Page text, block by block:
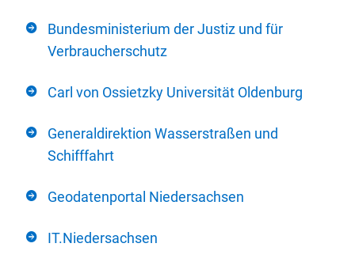
Bundesministerium der Justiz und für
Verbraucherschutz
Carl von Ossietzky Universität Oldenburg
Generaldirektion Wasserstraßen und
Schifffahrt
Geodatenportal Niedersachsen
IT.Niedersachsen